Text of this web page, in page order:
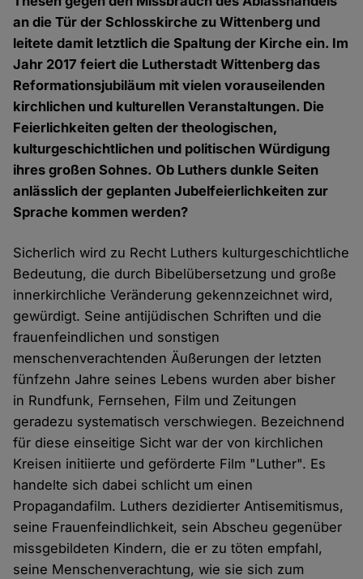
an die Tür der Schlosskirche zu Wittenberg und
leitete damit letztlich die Spaltung der Kirche ein. Im
Jahr 2017 feiert die Lutherstadt Wittenberg das
Reformationsjubiläum mit vielen vorauseilenden
kirchlichen und kulturellen Veranstaltungen. Die
Feierlichkeiten gelten der theologischen,
kulturgeschichtlichen und politischen Würdigung
ihres großen Sohnes. Ob Luthers dunkle Seiten
anlässlich der geplanten Jubelfeierlichkeiten zur
Sprache kommen werden?
Sicherlich wird zu Recht Luthers kulturgeschichtliche
Bedeutung, die durch Bibelübersetzung und große
innerkirchliche Veränderung gekennzeichnet wird,
gewürdigt. Seine antijüdischen Schriften und die
frauenfeindlichen und sonstigen
menschenverachtenden Äußerungen der letzten
fünfzehn Jahre seines Lebens wurden aber bisher
in Rundfunk, Fernsehen, Film und Zeitungen
geradezu systematisch verschwiegen. Bezeichnend
für diese einseitige Sicht war der von kirchlichen
Kreisen initiierte und geförderte Film "Luther". Es
handelte sich dabei schlicht um einen
Propagandafilm. Luthers dezidierter Antisemitismus,
seine Frauenfeindlichkeit, sein Abscheu gegenüber
missgebildeten Kindern, die er zu töten empfahl,
seine Menschenverachtung, wie sie sich zum